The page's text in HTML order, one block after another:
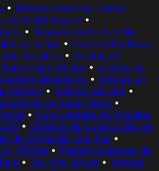
• Desenvolvedores Unreal
Godot Engine •
• Desenvolvedores Indie
de Jogos • Desenvolvedores
Técnicos • Artistas de
Rígidas • Artistas de
Modulares • Artistas de
Kitbash • Artistas Blender •
de Asset Store •
• Comunidades de Modding
AR • Estúdios de Outsourcing de
de Conteúdo Live Ops •
VRChat • Desenvolvedores de
• 3ds Max Artists • Artistas